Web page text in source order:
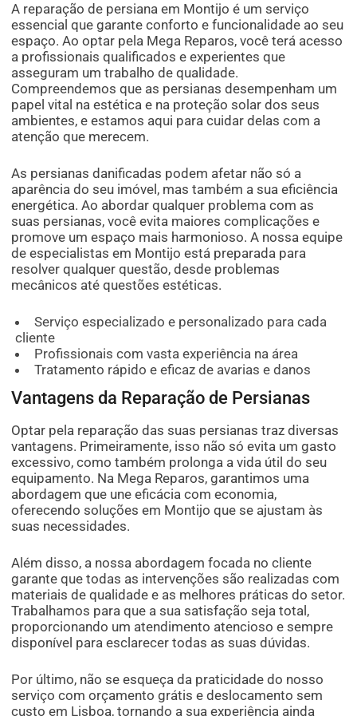
A reparação de persiana em Montijo é um serviço
essencial que garante conforto e funcionalidade ao seu
espaço. Ao optar pela Mega Reparos, você terá acesso
a profissionais qualificados e experientes que
asseguram um trabalho de qualidade.
Compreendemos que as persianas desempenham um
papel vital na estética e na proteção solar dos seus
ambientes, e estamos aqui para cuidar delas com a
atenção que merecem.
As persianas danificadas podem afetar não só a
aparência do seu imóvel, mas também a sua eficiência
energética. Ao abordar qualquer problema com as
suas persianas, você evita maiores complicações e
promove um espaço mais harmonioso. A nossa equipe
de especialistas em Montijo está preparada para
resolver qualquer questão, desde problemas
mecânicos até questões estéticas.
Serviço especializado e personalizado para cada
cliente
Profissionais com vasta experiência na área
Tratamento rápido e eficaz de avarias e danos
Vantagens da Reparação de Persianas
Optar pela reparação das suas persianas traz diversas
vantagens. Primeiramente, isso não só evita um gasto
excessivo, como também prolonga a vida útil do seu
equipamento. Na Mega Reparos, garantimos uma
abordagem que une eficácia com economia,
oferecendo soluções em Montijo que se ajustam às
suas necessidades.
Além disso, a nossa abordagem focada no cliente
garante que todas as intervenções são realizadas com
materiais de qualidade e as melhores práticas do setor.
Trabalhamos para que a sua satisfação seja total,
proporcionando um atendimento atencioso e sempre
disponível para esclarecer todas as suas dúvidas.
Por último, não se esqueça da praticidade do nosso
serviço com orçamento grátis e deslocamento sem
custo em Lisboa, tornando a sua experiência ainda